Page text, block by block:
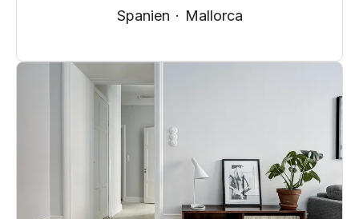
Spanien · Mallorca